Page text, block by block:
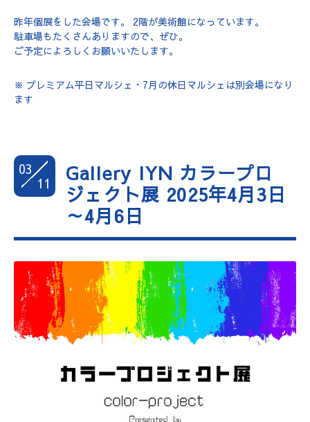
昨年個展をした会場です。 2階が美術館になっています。
駐車場もたくさんありますので、ぜひ。
ご予定によろしくお願いいたします。
※ プレミアム平日マルシェ・7月の休日マルシェは別会場になり
ます
03
11
Gallery IYN カラープロ
ジェクト展 2025年4月3日
～4月6日